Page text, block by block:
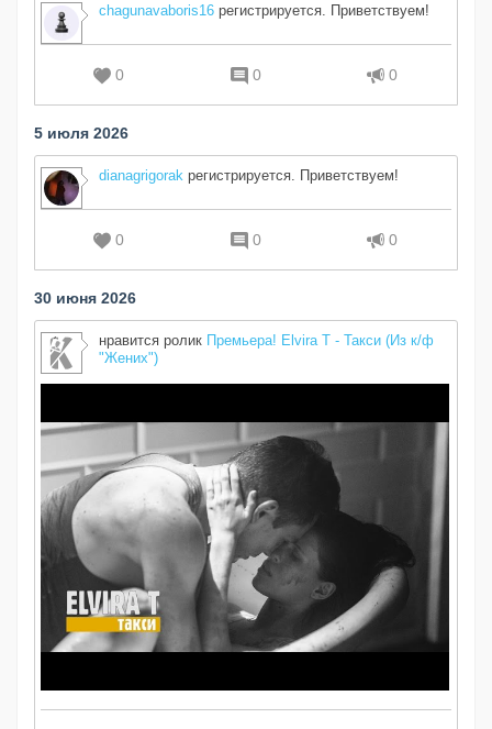
chagunavaboris16 регистрируется. Приветствуем!
0 0 0
5 июля 2026
dianagrigorak регистрируется. Приветствуем!
0 0 0
30 июня 2026
нравится ролик Премьера! Elvira T - Такси (Из к/ф
"Жених")